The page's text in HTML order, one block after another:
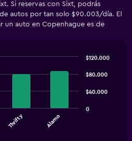
Si reservas con Sixt, podrás
autos por tan solo $90.003/día. El
un auto en Copenhague es de
Thrifty Alamo
0
$40.000
$80.000
$120.000